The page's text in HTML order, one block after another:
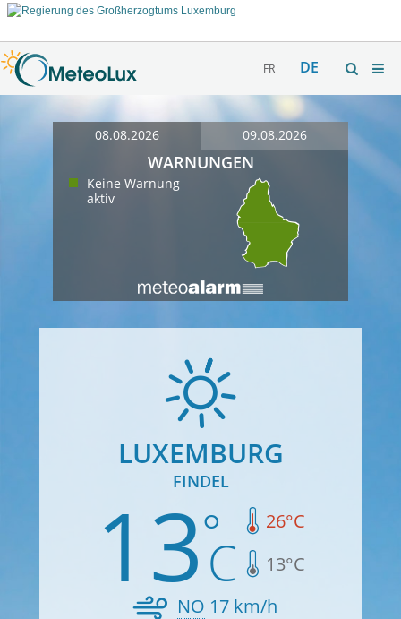
FR DE
08.08.2026 09.08.2026
WARNUNGEN
Keine Warnung
aktiv
LUXEMBURG
FINDEL
13 26°C
13°C
NO 17 km/h